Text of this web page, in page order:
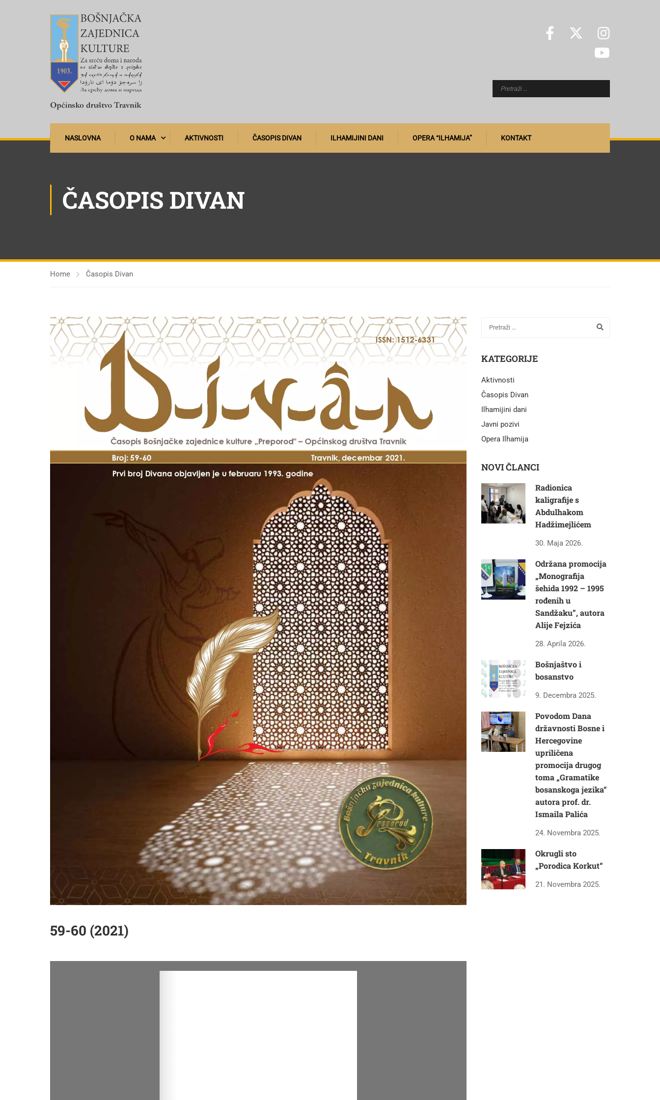
NASLOVNA O NAMA AKTIVNOSTI ČASOPIS DIVAN ILHAMIJINI DANI OPERA “ILHAMIJA” KONTAKT
ČASOPIS DIVAN
Home Časopis Divan
59-60 (2021)
KATEGORIJE
Aktivnosti
Časopis Divan
Ilhamijini dani
Javni pozivi
Opera Ilhamija
NOVI ČLANCI
Radionica
kaligrafije s
Abdulhakom
Hadžimejlićem
30. Maja 2026.
Održana promocija
„Monografija
šehida 1992 – 1995
rođenih u
Sandžaku”, autora
Alije Fejzića
28. Aprila 2026.
Bošnjaštvo i
bosanstvo
9. Decembra 2025.
Povodom Dana
državnosti Bosne i
Hercegovine
upriličena
promocija drugog
toma „Gramatike
bosanskoga jezika“
autora prof. dr.
Ismaila Palića
24. Novembra 2025.
Okrugli sto
„Porodica Korkut“
21. Novembra 2025.